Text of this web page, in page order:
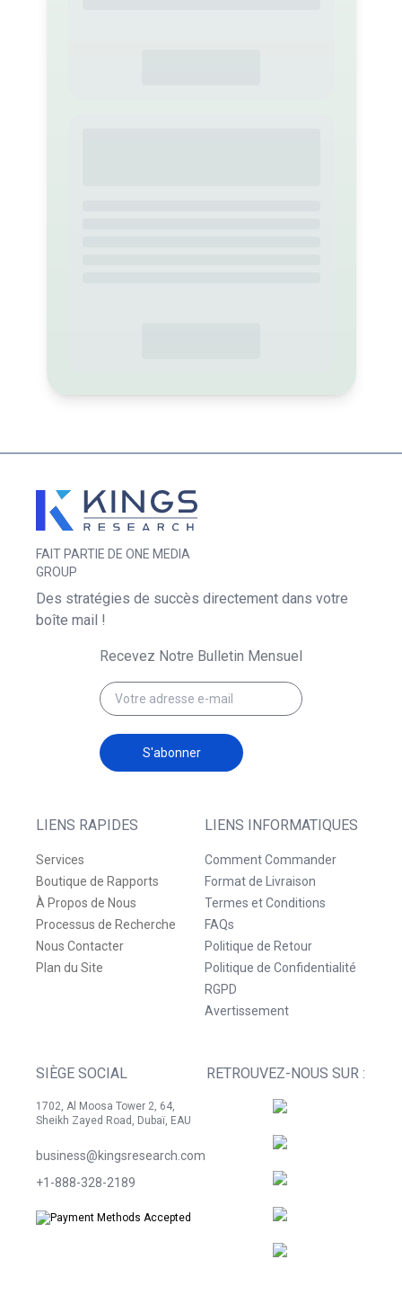
FAIT PARTIE DE ONE MEDIA
GROUP
LIENS RAPIDES
Services
Boutique de Rapports
À Propos de Nous
Processus de Recherche
Nous Contacter
Plan du Site
LIENS INFORMATIQUES
Comment Commander
Format de Livraison
Termes et Conditions
FAQs
Politique de Retour
Politique de Confidentialité
RGPD
Avertissement
SIÈGE SOCIAL
1702, Al Moosa Tower 2, 64,
Sheikh Zayed Road, Dubaï, EAU
business@kingsresearch.com
+1-888-328-2189
RETROUVEZ-NOUS SUR :
Des stratégies de succès directement dans votre
boîte mail !
Recevez Notre Bulletin Mensuel
S'abonner